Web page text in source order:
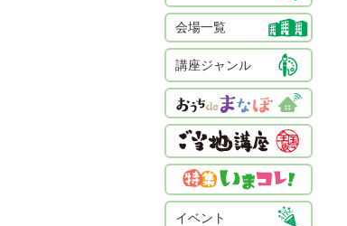
会場一覧
講座ジャンル
イベント